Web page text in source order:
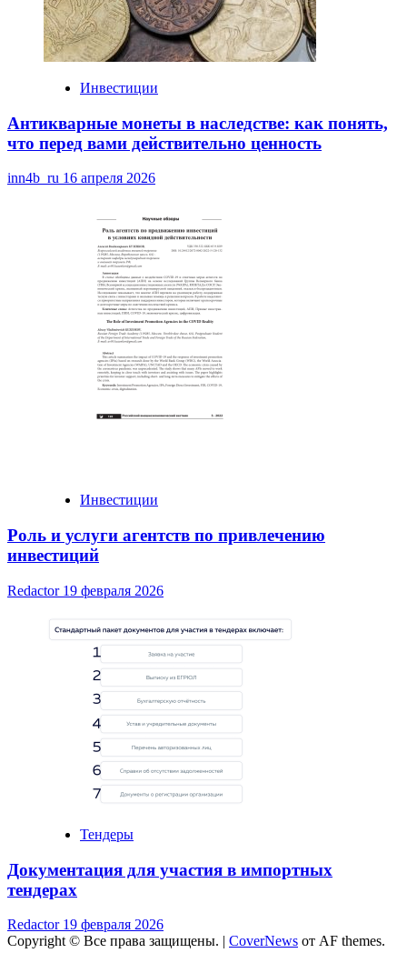
Инвестиции
Антикварные монеты в наследстве: как понять,
что перед вами действительно ценность
inn4b_ru 16 апреля 2026
Инвестиции
Роль и услуги агентств по привлечению
инвестиций
Redactor 19 февраля 2026
Тендеры
Документация для участия в импортных
тендерах
Redactor 19 февраля 2026
Copyright © Все права защищены. | CoverNews от AF themes.